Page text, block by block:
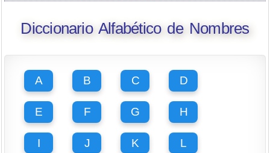
Diccionario Alfabético de Nombres
A B C D
E F G H
I J K L